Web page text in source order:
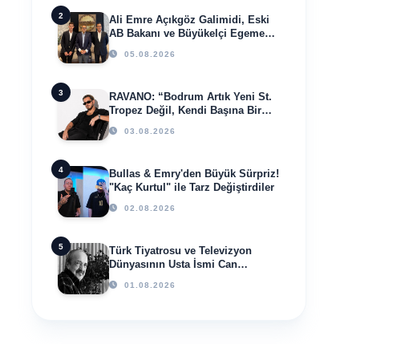
2
Ali Emre Açıkgöz Galimidi, Eski
AB Bakanı ve Büyükelçi Egemen
Bağış ile Bir Araya Geldi
05.08.2026
3
RAVANO: “Bodrum Artık Yeni St.
Tropez Değil, Kendi Başına Bir
Referans”
03.08.2026
4
Bullas & Emry'den Büyük Sürpriz!
"Kaç Kurtul" ile Tarz Değiştirdiler
02.08.2026
5
Türk Tiyatrosu ve Televizyon
Dünyasının Usta İsmi Can
Kolukısa Hayatını Kaybetti
01.08.2026